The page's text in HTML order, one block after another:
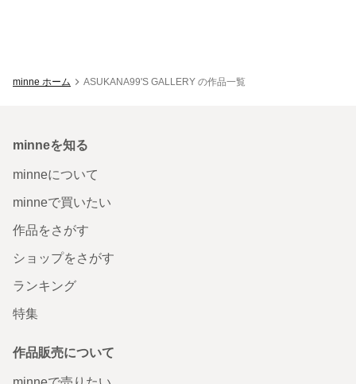
minne ホーム ASUKANA99'S GALLERY の作品一覧
minneを知る
minneについて
minneで買いたい
作品をさがす
ショップをさがす
ランキング
特集
作品販売について